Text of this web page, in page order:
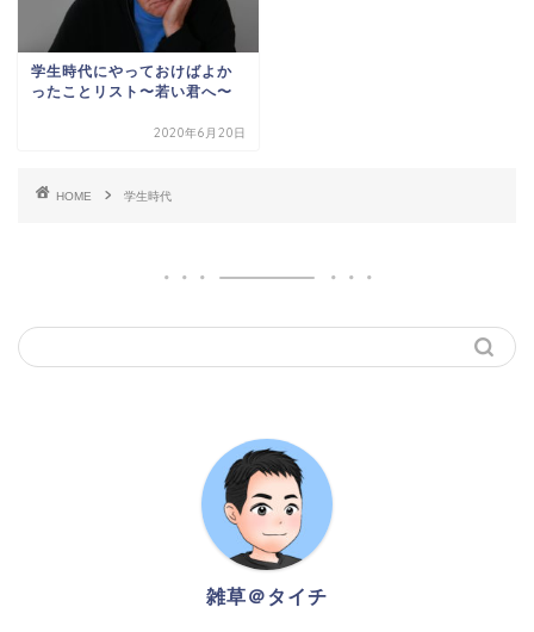
学生時代にやっておけばよか
ったことリスト〜若い君へ〜
2020年6月20日
HOME 学生時代
雑草＠タイチ